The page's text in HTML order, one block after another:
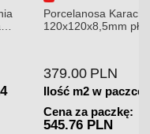
Karachi Grey
płytka
PLN
m2 w paczce 1.44
za paczkę:
PLN